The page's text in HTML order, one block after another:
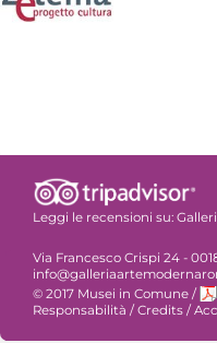
Leggi le recensioni su:
Via Francesco Crispi 24 -
© 2017 Musei in Comune /
Responsabilità /Credits /